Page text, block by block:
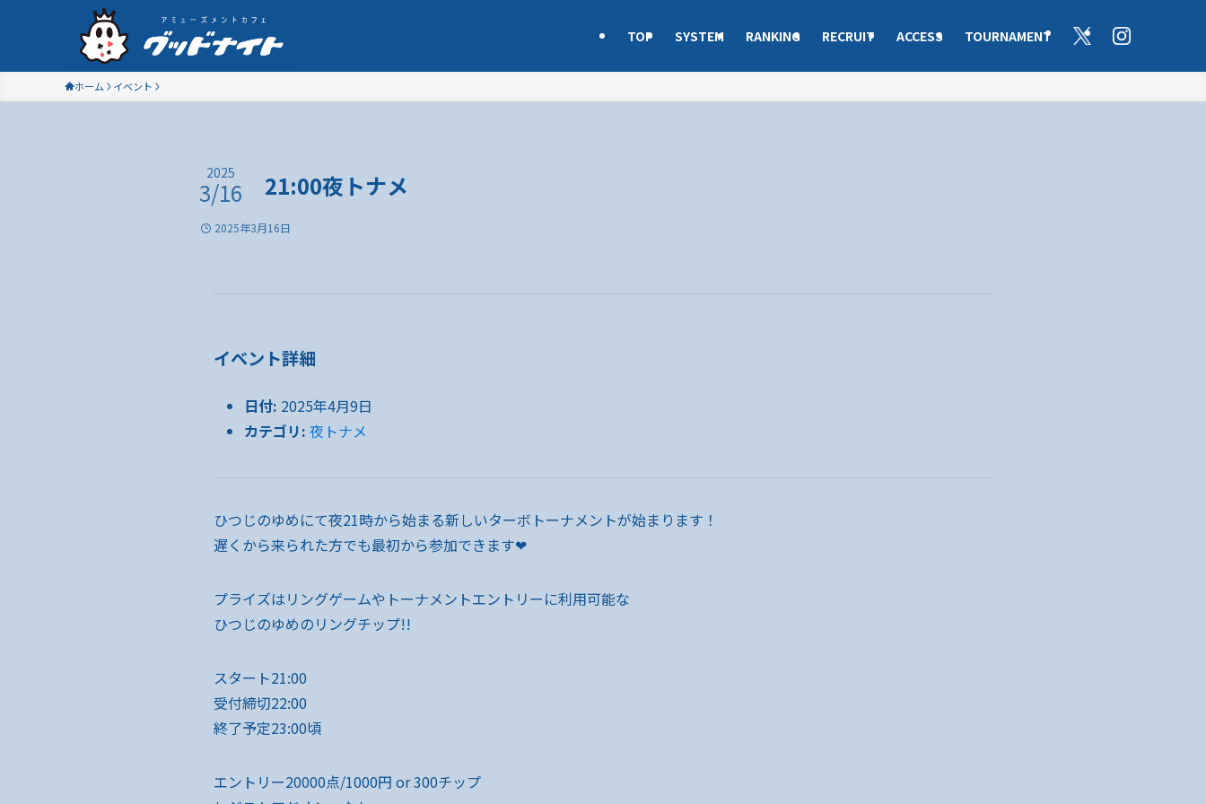
TOP SYSTEM RANKING RECRUIT ACCESS TOURNAMENT
ホーム イベント
21:00夜トナメ
2025
3/16
2025年3月16日
イベント詳細
日付: 2025年4月9日
カテゴリ: 夜トナメ
ひつじのゆめにて夜21時から始まる新しいターボトーナメントが始まります！
遅くから来られた方でも最初から参加できます❤
プライズはリングゲームやトーナメントエントリーに利用可能な
ひつじのゆめのリングチップ!!
スタート21:00
受付締切22:00
終了予定23:00頃
エントリー20000点/1000円 or 300チップ